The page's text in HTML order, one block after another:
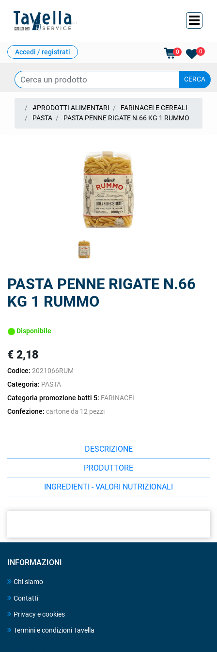
Accedi / registrati 0 0
#PRODOTTI ALIMENTARI
FARINACEI E CEREALI
PASTA
PASTA PENNE RIGATE N.66 KG 1 RUMMO
PASTA PENNE RIGATE N.66
KG 1 RUMMO
Disponibile
€ 2,18
Codice: 2021066RUM
Categoria: PASTA
Categoria promozione batti 5: FARINACEI
Confezione: cartone da 12 pezzi
DESCRIZIONE
PRODUTTORE
INGREDIENTI - VALORI NUTRIZIONALI
INFORMAZIONI
Chi siamo
Contatti
Privacy e cookies
Termini e condizioni Tavella